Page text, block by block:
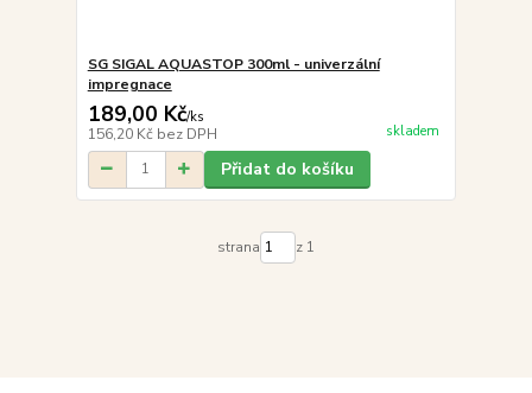
SG SIGAL AQUASTOP 300ml - univerzální
impregnace
189,00 Kč/ks
156,20 Kč bez DPH skladem
Přidat do košíku
strana z 1